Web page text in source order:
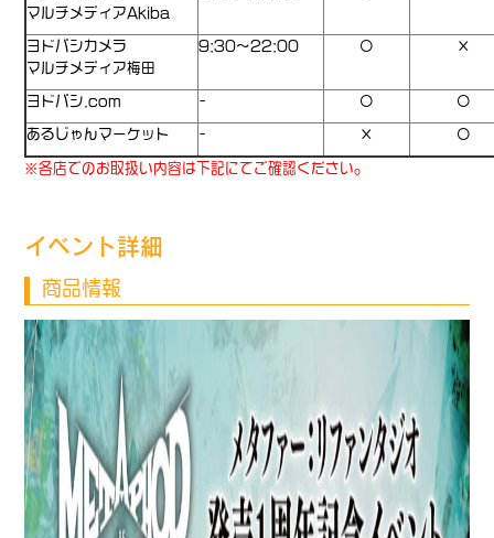
マルチメディアAkiba
ヨドバシカメラ
マルチメディア梅田
9:30～22:00 〇 ×
ヨドバシ.com – 〇 〇
あるじゃんマーケット – × 〇
※各店でのお取扱い内容は下記にてご確認ください。
イベント詳細
商品情報